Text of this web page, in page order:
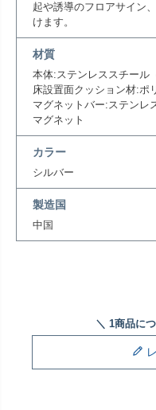
起や誘導のフロアサイン
けます。
材質
本体:ステンレススチール
床設置面クッション材:ポ
マグネットバー:ステンレ
マグネット
カラー
シルバー
製造国
中国